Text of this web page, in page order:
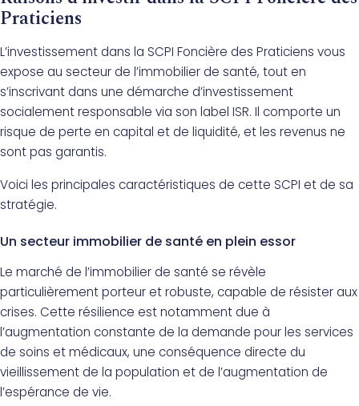
Praticiens
L’investissement dans la SCPI Foncière des Praticiens vous
expose au secteur de l’immobilier de santé, tout en
s’inscrivant dans une démarche d’investissement
socialement responsable via son label ISR. Il comporte un
risque de perte en capital et de liquidité, et les revenus ne
sont pas garantis.
Voici les principales caractéristiques de cette SCPI et de sa
stratégie.
Un secteur immobilier de santé en plein essor
Le marché de l’immobilier de santé se révèle
particulièrement porteur et robuste, capable de résister aux
crises. Cette résilience est notamment due à
l’augmentation constante de la demande pour les services
de soins et médicaux, une conséquence directe du
vieillissement de la population et de l’augmentation de
l’espérance de vie.